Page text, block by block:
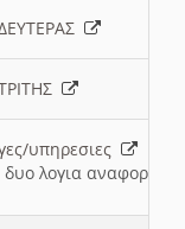
υπηρεσιες
λογια αναφορικα